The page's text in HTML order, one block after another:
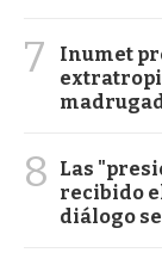
7
Inumet
8
Las
recibido
diálogo